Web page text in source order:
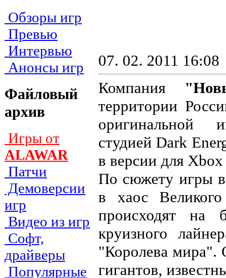
Обзоры игр
Превью
Интервью
Анонсы игр
Файловый
архив
Игры от
ALAWAR
Патчи
Демоверсии
игр
Видео из игр
Софт,
драйверы
Популярные
07. 02. 2011 16:08
Компания
территории
студией Dark
в версии для
По сюжету игры в
в хаос
происходят на
круизного
"Королева мира".
гигантов,